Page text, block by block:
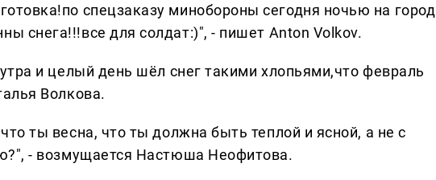
спецзаказу минобороны сегодня ночью на город
снега!!!все для солдат:)", - пишет Anton Volkov.
и целый день шёл снег такими хлопьями,что февраль
Волкова.
ты весна, что ты должна быть теплой и ясной, а не с
- возмущается Настюша Неофитова.